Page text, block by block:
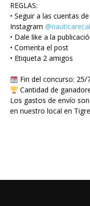
REGLAS:
• Seguir a las cuentas de
Instagram
• Dale like a la
• Comenta el post
• Etiqueta 2 amigos
Fin del concurso: 25/
Cantidad de
Los gastos de envío
en nuestro local en